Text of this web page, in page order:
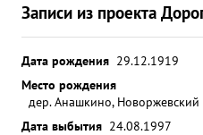
Записи из проекта
Дата рождения 29.12.1919
Место рождения
дер. Анашкино, Новоржевский
Дата выбытия 24.08.1997